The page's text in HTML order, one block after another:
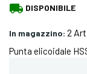
local_shipping DISPONIBILE
In magazzino: 2
Punta elicoidale